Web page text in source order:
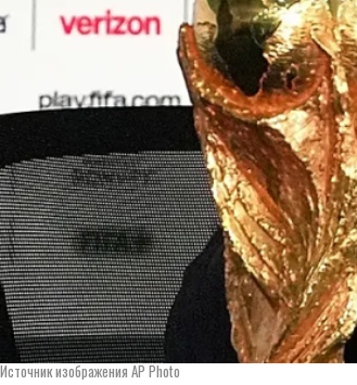
Источник изображения AP Photo